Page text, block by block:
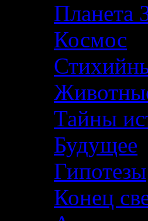
Планета
Космос
Тайны
Будущее
Гипотезы
Конец